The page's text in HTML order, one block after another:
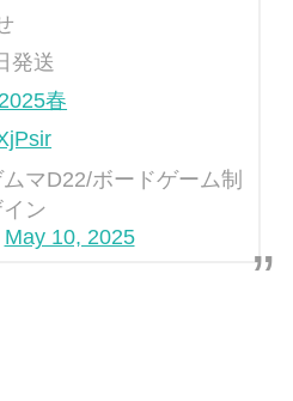
発送
春
マD22/ボードゲーム制
ン
May 10, 2025